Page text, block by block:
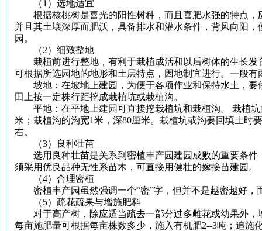
（1 ）选地适宜
根据核桃树是喜光的阳性树种，而且喜肥水强的特点，
并且其土壤深厚而肥沃，具备排水和灌水条件，背风向阳
园。
（2）细致整地
栽植前进行整地，有利于栽植成活和以后树体的生长发
可根据所选园地的地形和土层特点，因地制宜进行。一般有
坡地：在坡地上建园，为便于各项作业和保持水土，要
田上按一定株行距挖成栽植坑或栽植沟。
平地：在平地上建园可直接挖栽植坑和栽植沟。
栽植
米 ；栽植沟的沟宽1米 ，深80厘米。栽植坑或沟要回填土时
右。
（3）良种壮苗
选用良种壮苗是关系到密植丰产园建园成败的重要条件
须采用优良品种无性系苗木，可直接用健壮的嫁接苗建园。
（4）合理密植
密植丰产园虽然强调一个“密”字，但并不是越密越好，
（5）疏花疏果与增施肥料
对于高产树，除应适当疏去一部分过多雌花或幼果外，
每亩施肥量可根据每亩株数多少，施入有机肥2--3吨；追施